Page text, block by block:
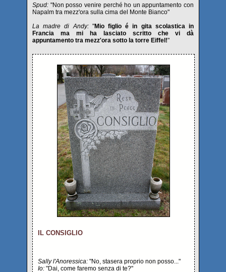
Spud: "Non posso venire perché ho un appuntamento con
Napalm tra mezz'ora sulla cima del Monte Bianco"
La madre di Andy:"Mio figlio é in gita scolastica in
Francia ma mi ha lasciato scritto che vi dà
appuntamento tra mezz'ora sotto la torre Eiffel!"
IL CONSIGLIO
Sally l'Anoressica: "No, stasera proprio non posso..."
Io: "Dai, come faremo senza di te?"